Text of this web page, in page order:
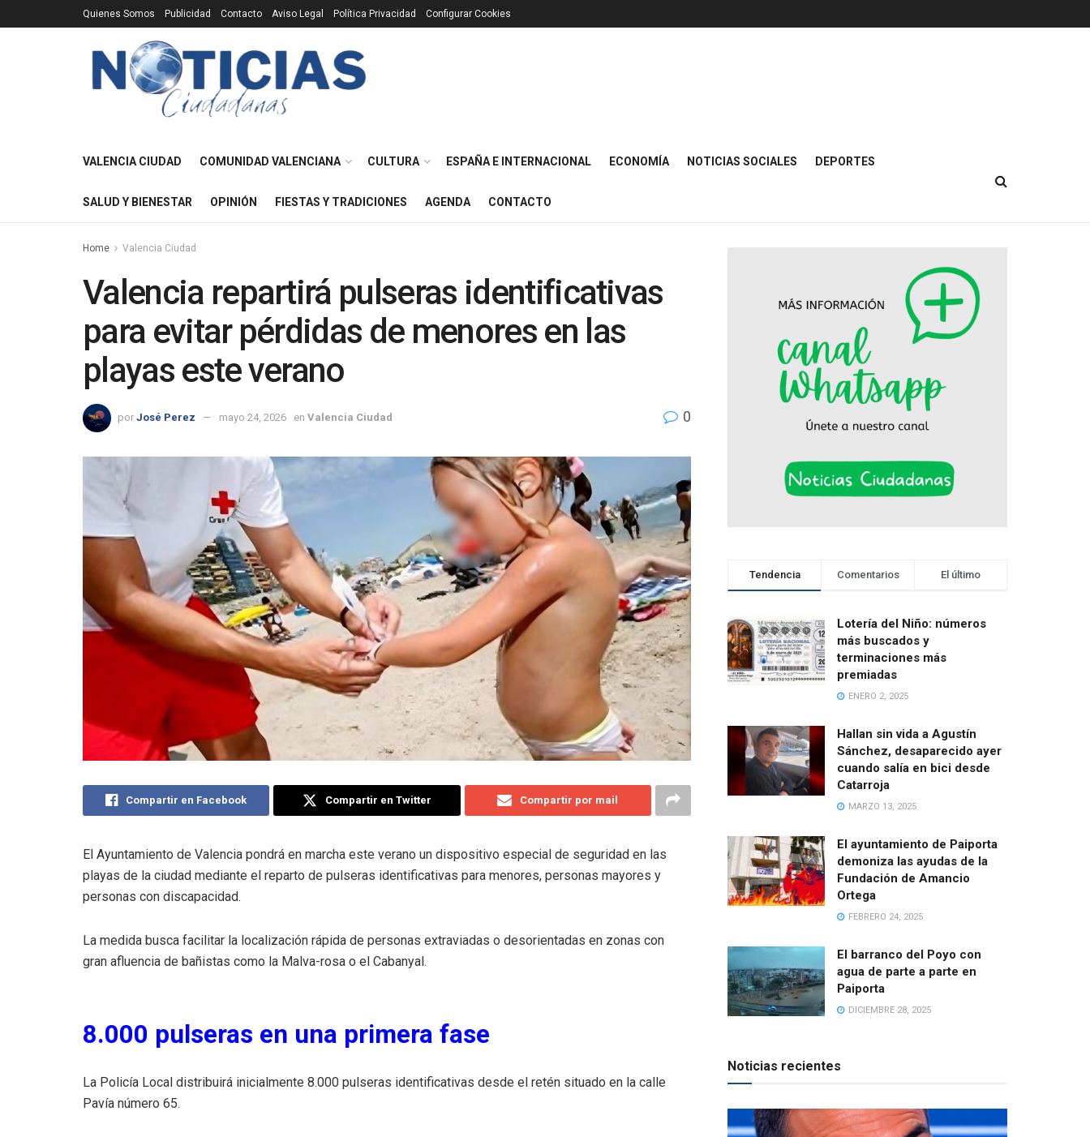
Quienes Somos Publicidad Contacto Aviso Legal Política Privacidad Configurar Cookies
VALENCIA CIUDAD COMUNIDAD VALENCIANA CULTURA ESPAÑA E INTERNACIONAL ECONOMÍA NOTICIAS SOCIALES DEPORTES
SALUD Y BIENESTAR OPINIÓN FIESTAS Y TRADICIONES AGENDA CONTACTO
Home Valencia Ciudad
Valencia repartirá pulseras identificativas
para evitar pérdidas de menores en las
playas este verano
por José Perez mayo 24, 2026 en Valencia Ciudad 0
Compartir en Facebook Compartir en Twitter Compartir por mail
El Ayuntamiento de Valencia pondrá en marcha este verano un dispositivo especial de seguridad en las
playas de la ciudad mediante el reparto de pulseras identificativas para menores, personas mayores y
personas con discapacidad.
La medida busca facilitar la localización rápida de personas extraviadas o desorientadas en zonas con
gran afluencia de bañistas como la Malva-rosa o el Cabanyal.
8.000 pulseras en una primera fase
La Policía Local distribuirá inicialmente 8.000 pulseras identificativas desde el retén situado en la calle
Pavía número 65.
Tendencia Comentarios El último
Lotería del Niño: números
más buscados y
terminaciones más
premiadas
ENERO 2, 2025
Hallan sin vida a Agustín
Sánchez, desaparecido ayer
cuando salía en bici desde
Catarroja
MARZO 13, 2025
El ayuntamiento de Paiporta
demoniza las ayudas de la
Fundación de Amancio
Ortega
FEBRERO 24, 2025
El barranco del Poyo con
agua de parte a parte en
Paiporta
DICIEMBRE 28, 2025
Noticias recientes